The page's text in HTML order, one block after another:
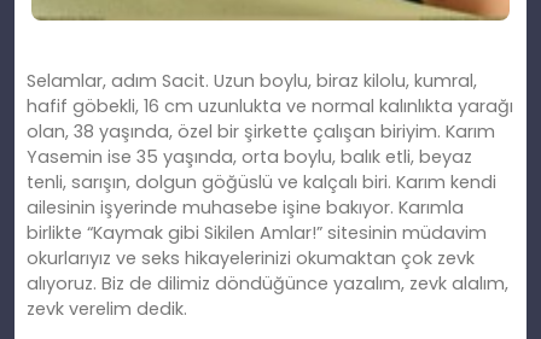
Selamlar, adım Sacit. Uzun boylu, biraz kilolu, kumral,
hafif göbekli, 16 cm uzunlukta ve normal kalınlıkta yarağı
olan, 38 yaşında, özel bir şirkette çalışan biriyim. Karım
Yasemin ise 35 yaşında, orta boylu, balık etli, beyaz
tenli, sarışın, dolgun göğüslü ve kalçalı biri. Karım kendi
ailesinin işyerinde muhasebe işine bakıyor. Karımla
birlikte “Kaymak gibi Sikilen Amlar!” sitesinin müdavim
okurlarıyız ve seks hikayelerinizi okumaktan çok zevk
alıyoruz. Biz de dilimiz döndüğünce yazalım, zevk alalım,
zevk verelim dedik.